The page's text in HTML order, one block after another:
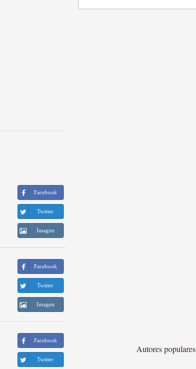
Facebook
Twitter
Imagen
Facebook
Twitter
Imagen
Facebook
Twitter
Autores populares